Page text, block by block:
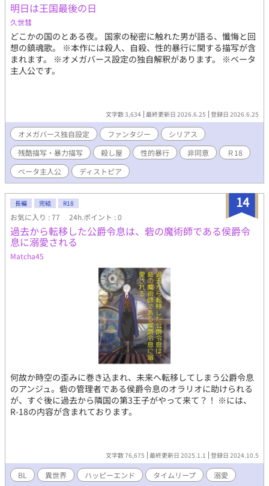
明日は王国最後の日
久世彗
どこかの国のとある夜。 国家の秘密に触れた男が語る、懺悔と回
想の鎮魂歌。 ※本作には殺人、自殺、性的暴行に関する描写が含
まれます。 ※オメガバース設定の独自解釈があります。 ※ベータ
主人公です。
文字数 3,634 最終更新日 2026.6.25 登録日 2026.6.25
オメガバース独自設定 ファンタジー
シリアス
残酷描写・暴力描写
殺し屋 性的暴行 非同意
Ｒ18
ベータ主人公
ディストピア
14
長編 完結 R18
お気に入り : 77 24h.ポイント : 0
過去から転移した公爵令息は、砦の魔術師である侯爵令
息に溺愛される
Matcha45
何故か時空の歪みに巻き込まれ、未来へ転移してしまう公爵令息
のアンジュ。砦の管理者である侯爵令息のオラリオに助けられる
が、すぐ後に過去から隣国の第3王子がやって来て？！ ※には、
R-18の内容が含まれております。
文字数 76,675 最終更新日 2025.1.1 登録日 2024.10.5
BL 異世界 ハッピーエンド タイムリープ
溺愛